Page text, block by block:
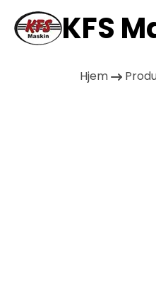
KFS
Hjem